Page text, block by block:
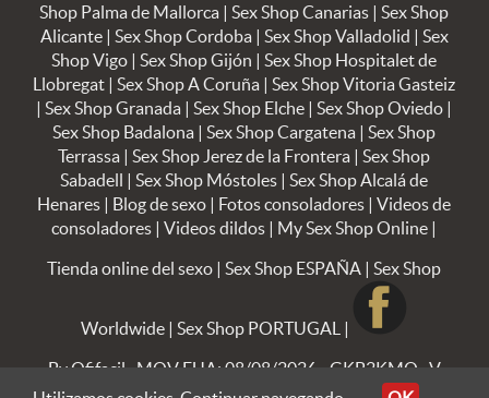
Shop Palma de Mallorca |Sex Shop Canarias |Sex Shop
Alicante| Sex Shop Cordoba| Sex Shop Valladolid | Sex
Shop Vigo |Sex Shop Gijón |Sex Shop Hospitalet de
Llobregat |Sex Shop A Coruña |Sex Shop Vitoria Gasteiz
|Sex Shop Granada |Sex Shop Elche |Sex Shop Oviedo |
Sex Shop Badalona |Sex Shop Cargatena |Sex Shop
Terrassa |Sex Shop Jerez de la Frontera |Sex Shop
Sabadell |Sex Shop Móstoles |Sex Shop Alcalá de
Henares | Blog de sexo | Fotos consoladores |Videos de
consoladores |Videos dildos | My Sex Shop Online |
Tienda online del sexo |Sex Shop ESPAÑA |Sex Shop
Worldwide |Sex Shop PORTUGAL |
By Ofifacil · MOV FUA: 08/08/2026 - GKB2KMQ · V
8.2.30